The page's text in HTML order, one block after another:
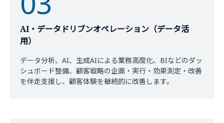
AI・データドリブンオペレーション（データ活
用）
データ分析、AI、生成AIによる業務高度化、BIなどのダッ
シュボード整備、顧客戦略の企画・実行・効果測定・改善
を伴走支援し、顧客体験を継続的に改善します。